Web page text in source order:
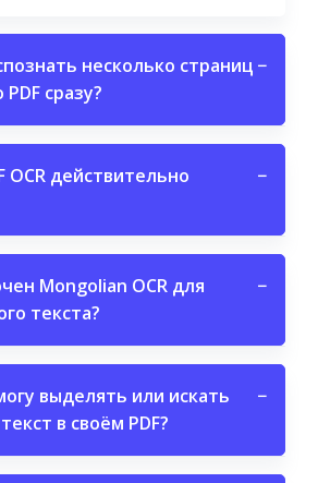
несколько страниц
сразу?
−
OCR действительно
−
Mongolian OCR для
текста?
−
выделять или искать
в своём PDF?
−